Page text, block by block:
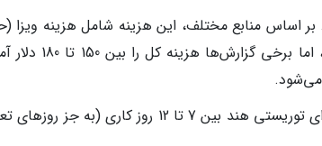
بر اساس منابع مختلف، این هزینه شامل هزینه ویزا
100 دلار) و کارمزد مرکز درخواست ویزا (حدود 3 دلار) است،
مدت زمان پردازش: به طور معمول، زمان بررسی و صدور ویزای توریستی هند بین 7 تا 12 روز کاری